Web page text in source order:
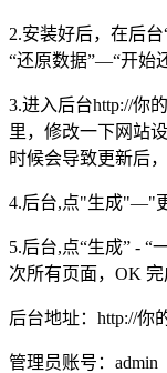
2.安装好后，在后
“还原数据”—“开始
3.进入后台http://你
里，修改一下网站
时候会导致更新后
4.后台,点"生成"—"
5.后台,点“生成” - “
次所有页面，OK 完
后台地址：http://你
管理员账号：admin